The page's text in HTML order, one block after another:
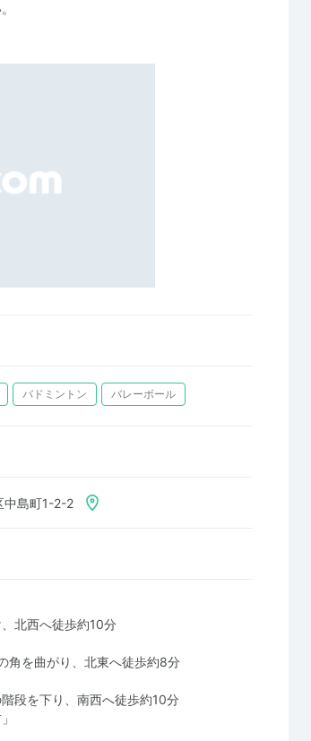
バドミントン バレーボール
島町1-2-2
北西へ徒歩約10分
角を曲がり、北東へ徒歩約8分
段を下り、南西へ徒歩約10分